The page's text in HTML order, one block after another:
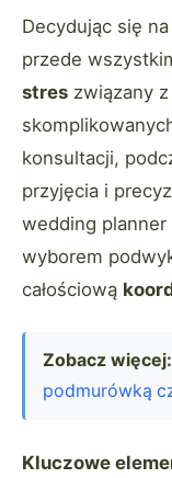
Decydując się
przede
stres związany
konsultacji,
przyjęcia i
wedding planner
wyborem
całościową
Zobacz więcej:
podmurówką
Kluczowe